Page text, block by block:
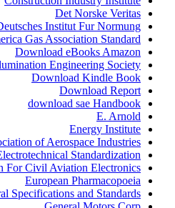
Det Norske Veritas
Institut Fur Normung
Gas Association Standard
Download eBooks Amazon
Engineering Society
Download Kindle Book
Download Report
download sae Handbook
E. Arnold
Energy Institute
of Aerospace Industries
Standardization
For Civil Aviation Electronics
European Pharmacopoeia
Specifications and Standards